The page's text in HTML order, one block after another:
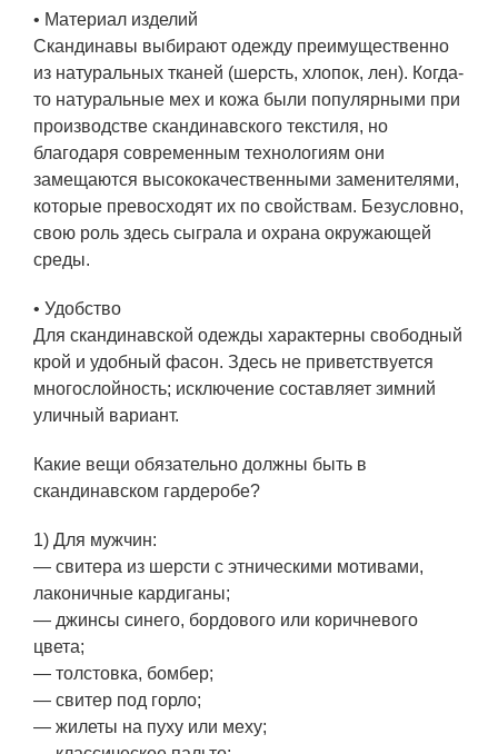
• Материал изделий
Скандинавы выбирают одежду преимущественно
из натуральных тканей (шерсть, хлопок, лен). Когда-
то натуральные мех и кожа были популярными при
производстве скандинавского текстиля, но
благодаря современным технологиям они
замещаются высококачественными заменителями,
которые превосходят их по свойствам. Безусловно,
свою роль здесь сыграла и охрана окружающей
среды.
• Удобство
Для скандинавской одежды характерны свободный
крой и удобный фасон. Здесь не приветствуется
многослойность; исключение составляет зимний
уличный вариант.
Какие вещи обязательно должны быть в
скандинавском гардеробе?
1) Для мужчин:
— свитера из шерсти с этническими мотивами,
лаконичные кардиганы;
— джинсы синего, бордового или коричневого
цвета;
— толстовка, бомбер;
— свитер под горло;
— жилеты на пуху или меху;